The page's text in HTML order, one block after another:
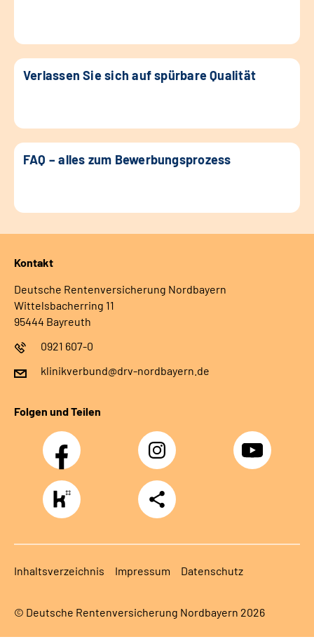
Verlassen Sie sich auf spürbare Qualität
FAQ – alles zum Bewerbungsprozess
Kontakt
Deutsche Rentenversicherung Nordbayern
Wittelsbacherring 11
95444 Bayreuth
0921 607-0
klinikverbund@drv-nordbayern.de
Folgen und Teilen
Facebook Instagram Youtube
https://www.kununu.com/de/deutsche-
rentenversicherung-
nordbayern6
Teilen
Inhaltsverzeichnis Impressum Datenschutz
© Deutsche Rentenversicherung Nordbayern 2026